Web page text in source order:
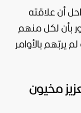
أن علاقته
بأن لكل منهم
بالأوامر
مخيون